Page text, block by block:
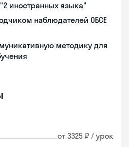
иностранных языка"
наблюдателей ОБСЕ
методику для
от 3325 ₽ / урок